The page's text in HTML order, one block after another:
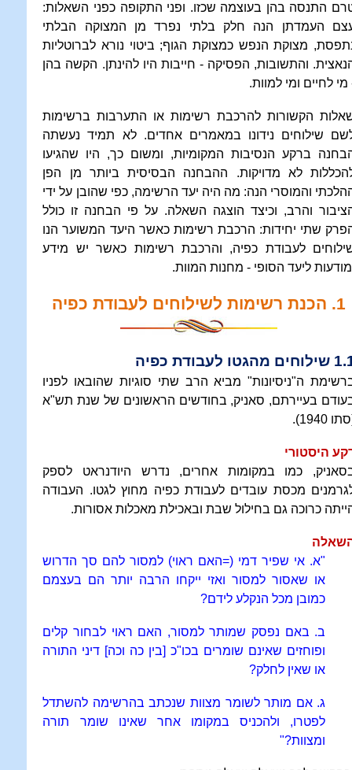
התנסה בהן בעוצמה שכזו. ופני התקופה כפני השאלות:
העמדתן הנה חלק בלתי נפרד מן המצוקה הבלתי
מצוקת הנפש כמצוקת הגוף; ביטוי נורא לברוטליות
והתשובות, הפסיקה - חייבות היו להינתן. הקשה בהן
מי לחיים ומי למוות.
הקשורות להרכבת רשימות או התערבות ברשימות
שילוחים נידונו במאמרים אחדים. לא תמיד נעשתה
ברקע הנסיבות המקומיות, ומשום כך, היו שהגיעו
לא מדויקות. ההבחנה הבסיסית ביותר מן הפן
והמוסרי הנה: מה היה יעד הרשימה, כפי שהובן על ידי
והרב, וכיצד הוצגה השאלה. על פי הבחנה זו כולל
שתי יחידות: הרכבת רשימות כאשר היעד המשוער הנו
לעבודת כפיה, והרכבת רשימות כאשר יש מידע
ליעד הסופי - מחנות המוות.
1. הכנת רשימות לשילוחים לעבודת כפיה
מהגטו לעבודת כפיה
ה"ניסיונות" מביא הרב שתי סוגיות שהובאו לפניו
בעיירתם, סאניק, בחודשים הראשונים של שנת תש"א
1940).
היסטורי
כמו במקומות אחרים, נדרש היודנראט לספק
מכסת עובדים לעבודת כפיה מחוץ לגטו. העבודה
כרוכה גם בחילול שבת ובאכילת מאכלות אסורות.
"א. אי שפיר דמי (=האם ראוי) למסור להם סך הדרוש
או שאסור למסור ואזי ייקחו הרבה יותר הם בעצמם
כמובן מכל הנקלע לידם?
ב. באם נפסק שמותר למסור, האם ראוי לבחור קלים
ופוחזים שאינם שומרים בכו"כ [בין כה וכה] דיני התורה
או שאין לחלק?
ג. אם מותר לשומר מצוות שנכתב בהרשימה להשתדל
לפטרו, ולהכניס במקומו אחר שאינו שומר תורה
ומצוות?"